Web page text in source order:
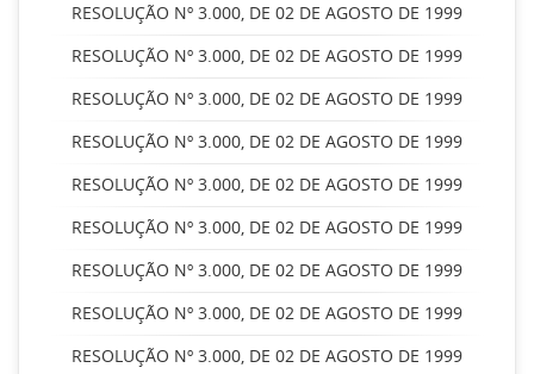
RESOLUÇÃO Nº 3.000, DE 02 DE AGOSTO DE 1999
RESOLUÇÃO Nº 3.000, DE 02 DE AGOSTO DE 1999
RESOLUÇÃO Nº 3.000, DE 02 DE AGOSTO DE 1999
RESOLUÇÃO Nº 3.000, DE 02 DE AGOSTO DE 1999
RESOLUÇÃO Nº 3.000, DE 02 DE AGOSTO DE 1999
RESOLUÇÃO Nº 3.000, DE 02 DE AGOSTO DE 1999
RESOLUÇÃO Nº 3.000, DE 02 DE AGOSTO DE 1999
RESOLUÇÃO Nº 3.000, DE 02 DE AGOSTO DE 1999
RESOLUÇÃO Nº 3.000, DE 02 DE AGOSTO DE 1999